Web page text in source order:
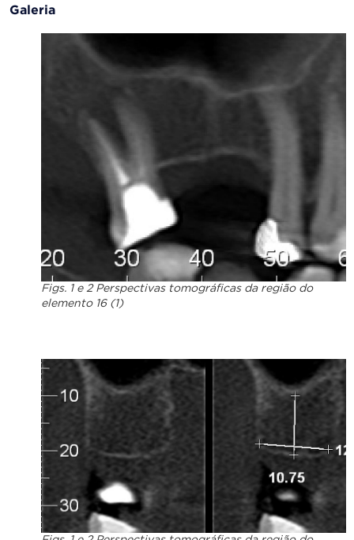
Galeria
Figs. 1 e 2 Perspectivas tomográficas da região do
elemento 16 (1)